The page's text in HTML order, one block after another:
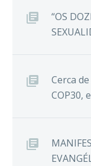
“OS
Cerca
COP30,